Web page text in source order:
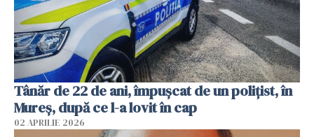
Tânăr de 22 de ani, împușcat de un polițist, în
Mureș, după ce l-a lovit în cap
02 APRILIE 2026